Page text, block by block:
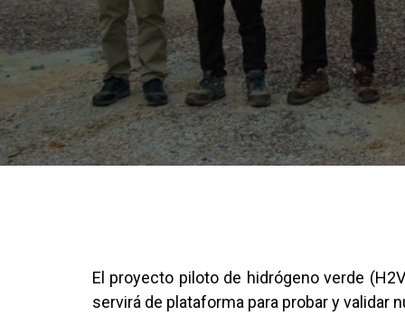
El proyecto piloto de hidrógeno verde
servirá de plataforma para probar y validar